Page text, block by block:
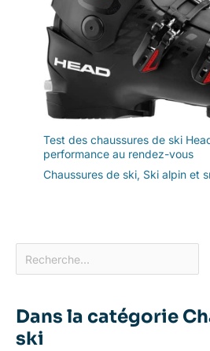
Test des chaussures de ski
performance au rendez-vous
Chaussures de ski, Ski alpin et
Dans la catégorie
ski